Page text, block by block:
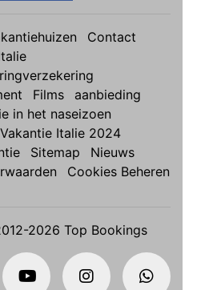
Contact
Films
aanbieding
in het naseizoen
Vakantie Italie 2024
Sitemap
Nieuws
Cookies Beheren
2026 Top Bookings